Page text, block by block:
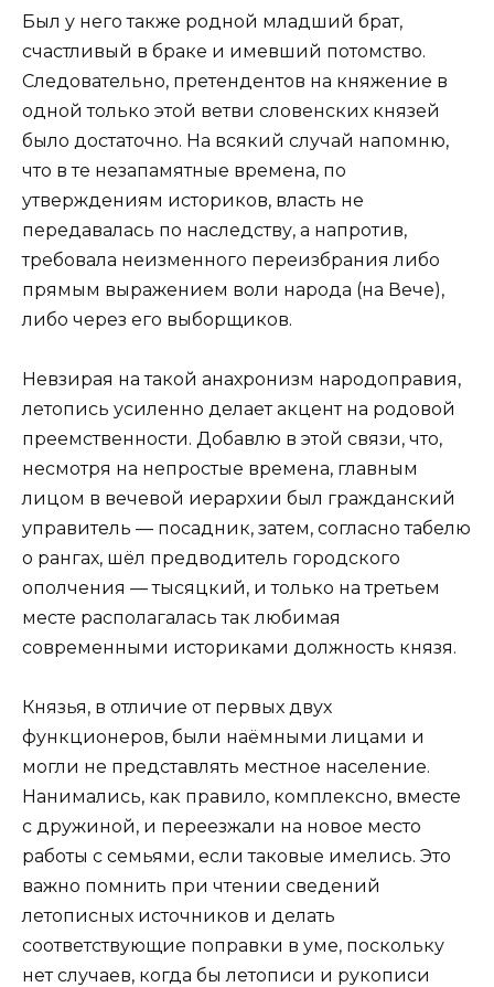
Был у него также родной младший брат,
счастливый в браке и имевший потомство.
Следовательно, претендентов на княжение в
одной только этой ветви словенских князей
было достаточно. На всякий случай напомню,
что в те незапамятные времена, по
утверждениям историков, власть не
передавалась по наследству, а напротив,
требовала неизменного переизбрания либо
прямым выражением воли народа (на Вече),
либо через его выборщиков.
Невзирая на такой анахронизм народоправия,
летопись усиленно делает акцент на родовой
преемственности. Добавлю в этой связи, что,
несмотря на непростые времена, главным
лицом в вечевой иерархии был гражданский
управитель — посадник, затем, согласно табелю
о рангах, шёл предводитель городского
ополчения — тысяцкий, и только на третьем
месте располагалась так любимая
современными историками должность князя.
Князья, в отличие от первых двух
функционеров, были наёмными лицами и
могли не представлять местное население.
Нанимались, как правило, комплексно, вместе
с дружиной, и переезжали на новое место
работы с семьями, если таковые имелись. Это
важно помнить при чтении сведений
летописных источников и делать
соответствующие поправки в уме, поскольку
нет случаев, когда бы летописи и рукописи